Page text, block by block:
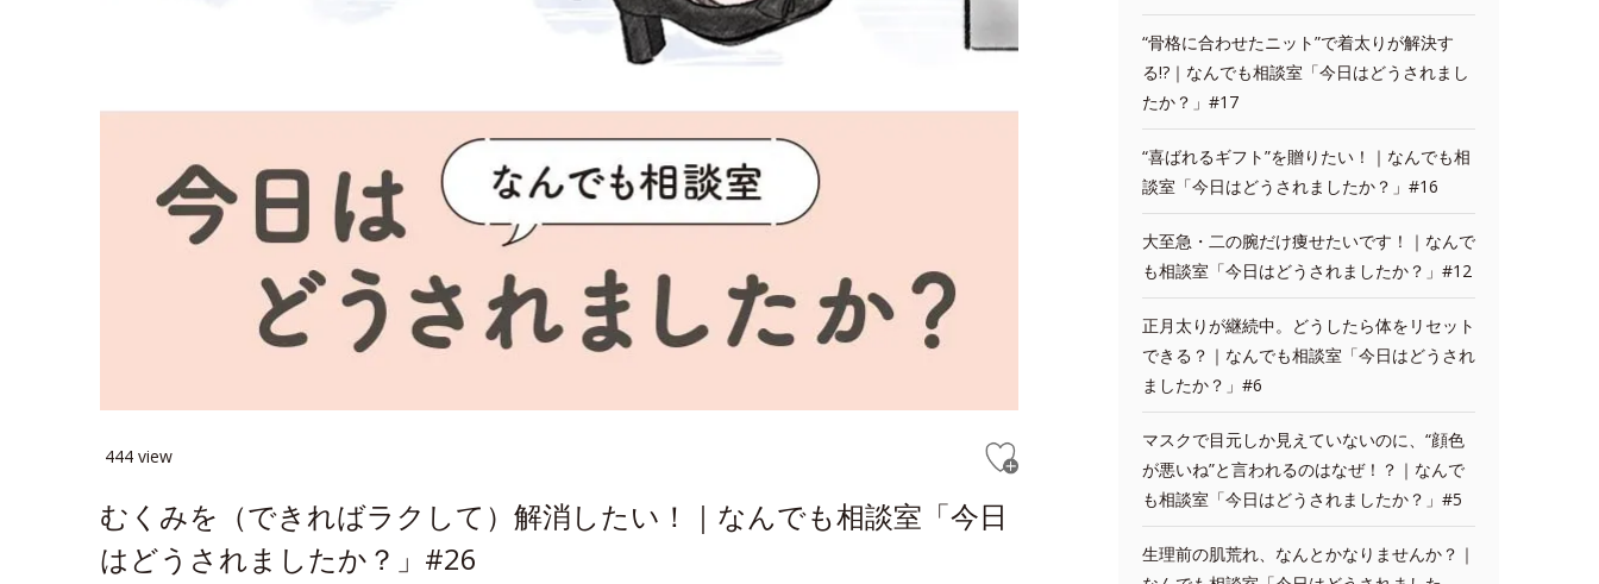
444 view
むくみを（できればラクして）解消したい！｜なんでも相談室「今日
はどうされましたか？」#26
“骨格に合わせたニット”で着太りが解決す
る!?｜なんでも相談室「今日はどうされまし
たか？」#17
“喜ばれるギフト”を贈りたい！｜なんでも相
談室「今日はどうされましたか？」#16
大至急・二の腕だけ痩せたいです！｜なんで
も相談室「今日はどうされましたか？」#12
正月太りが継続中。どうしたら体をリセット
できる？｜なんでも相談室「今日はどうされ
ましたか？」#6
マスクで目元しか見えていないのに、“顔色
が悪いね”と言われるのはなぜ！？｜なんで
も相談室「今日はどうされましたか？」#5
生理前の肌荒れ、なんとかなりませんか？｜